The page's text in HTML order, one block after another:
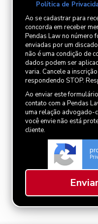
Política de
Ao se cadastrar para
concorda em receber
Pendas Law no número
enviadas por um
não é uma condição de
dados podem ser
varia. Cancele a
respondendo STOP.
Ao enviar este
contato com a Pendas
uma relação advogado-
você envie não está
cliente.